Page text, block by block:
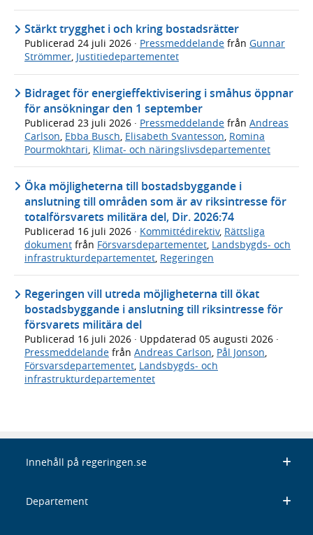
Stärkt trygghet i och kring bostadsrätter
Publicerad 24 juli 2026 · Pressmeddelande från Gunnar
Strömmer, Justitiedepartementet
Bidraget för energieffektivisering i småhus öppnar
för ansökningar den 1 september
Publicerad 23 juli 2026 · Pressmeddelande från Andreas
Carlson, Ebba Busch, Elisabeth Svantesson, Romina
Pourmokhtari, Klimat- och näringslivsdepartementet
Öka möjligheterna till bostadsbyggande i
anslutning till områden som är av riksintresse för
totalförsvarets militära del, Dir. 2026:74
Publicerad 16 juli 2026 · Kommittédirektiv, Rättsliga
dokument från Försvarsdepartementet Landsbygds- och
infrastrukturdepartementet Regeringen
Regeringen vill utreda möjligheterna till ökat
bostadsbyggande i anslutning till riksintresse för
försvarets militära del
Publicerad 16 juli 2026 · Uppdaterad 05 augusti 2026 ·
Pressmeddelande från Andreas Carlson, Pål Jonson,
Försvarsdepartementet, Landsbygds- och
infrastrukturdepartementet
Innehåll på regeringen.se
Departement